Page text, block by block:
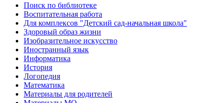
Поиск по библиотеке
Воспитательная работа
Для комплексов "Детский сад-начальная школа"
Здоровый образ жизни
Изобразительное искусство
Иностранный язык
Информатика
История
Логопедия
Математика
Материалы для родителей